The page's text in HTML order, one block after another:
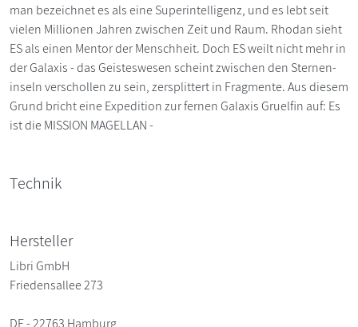
man bezeichnet es als eine Superintelligenz, und es lebt seit
vielen Millionen Jahren zwischen Zeit und Raum. Rhodan sieht
ES als einen Mentor der Menschheit. Doch ES weilt nicht mehr in
der Galaxis - das Geisteswesen scheint zwischen den Sternen­
inseln verschollen zu sein, zersplittert in Fragmente. Aus diesem
Grund bricht eine Expedition zur fernen Galaxis Gruelfin auf: Es
ist die MISSION MAGELLAN -
Technik
Hersteller
Libri GmbH
Friedensallee 273
DE - 22763 Hamburg